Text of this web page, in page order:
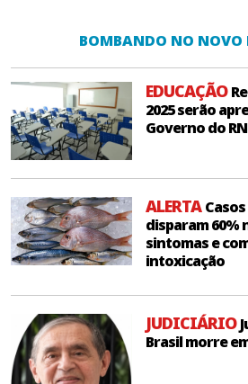
BOMBANDO NO
EDUCAÇÃO
2025 serão
Governo do
ALERTA
disparam 60%
sintomas e
intoxicação
JUDICIÁRIO
Brasil morre